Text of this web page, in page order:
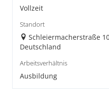
Vollzeit
Standort
Schleiermacherstraße
Deutschland
Arbeitsverhältnis
Ausbildung